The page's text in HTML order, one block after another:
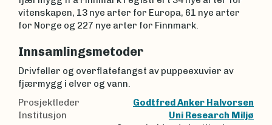
vitenskapen, 13 nye arter for Europa, 61 nye arter
for Norge og 227 nye arter for Finnmark.
Innsamlingsmetoder
Drivfeller og overflatefangst av puppeexuvier av
fjærmygg i elver og vann.
Prosjektleder
Godtfred Anker Halvorsen
Institusjon
Uni Research Miljø